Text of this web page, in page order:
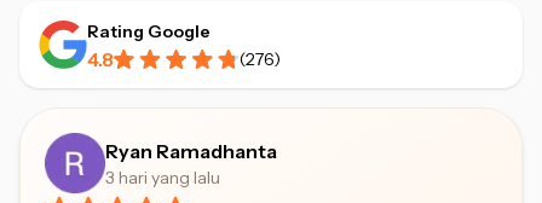
Rating Google
4.8 (276)
Ryan Ramadhanta
3 hari yang lalu